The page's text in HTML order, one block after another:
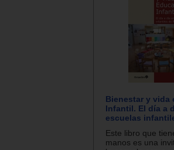
Bienestar y vida
Infantil. El día a
escuelas
Este libro que
manos es una